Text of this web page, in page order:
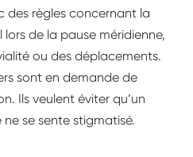
des règles concernant la
de la pause méridienne,
ou des déplacements.
sont en demande de
Ils veulent éviter qu’un
se sente stigmatisé.